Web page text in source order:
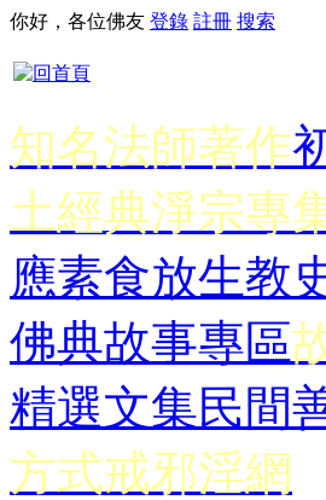
你好，各位佛友 登錄 註冊 搜索
知名法師著作
土經典淨宗專
應素食放生教
佛典故事專區
精選文集民間
方式戒邪淫網